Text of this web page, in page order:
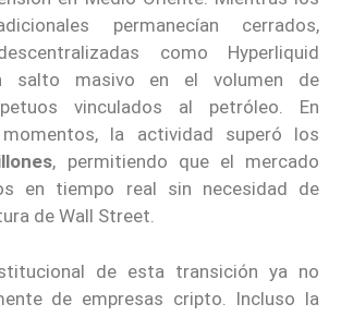
permanecían cerrados,
como Hyperliquid
salto masivo en el volumen de
vinculados al petróleo. En
la actividad superó los
, permitiendo que el mercado
en tiempo real sin necesidad de
de Wall Street.
de esta transición ya no
de empresas cripto. Incluso la